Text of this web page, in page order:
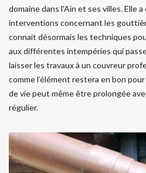
domaine dans l'Ain et ses villes. Elle
interventions concernant les
connait désormais les techniques
aux différentes intempéries qui
laisser les travaux à un couvreur
comme l’élément restera en bon
de vie peut même être prolongée
régulier.